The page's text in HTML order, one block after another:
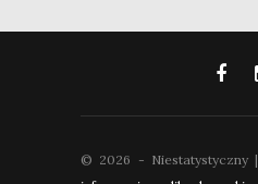
© 2026 - Niestatystyczny |